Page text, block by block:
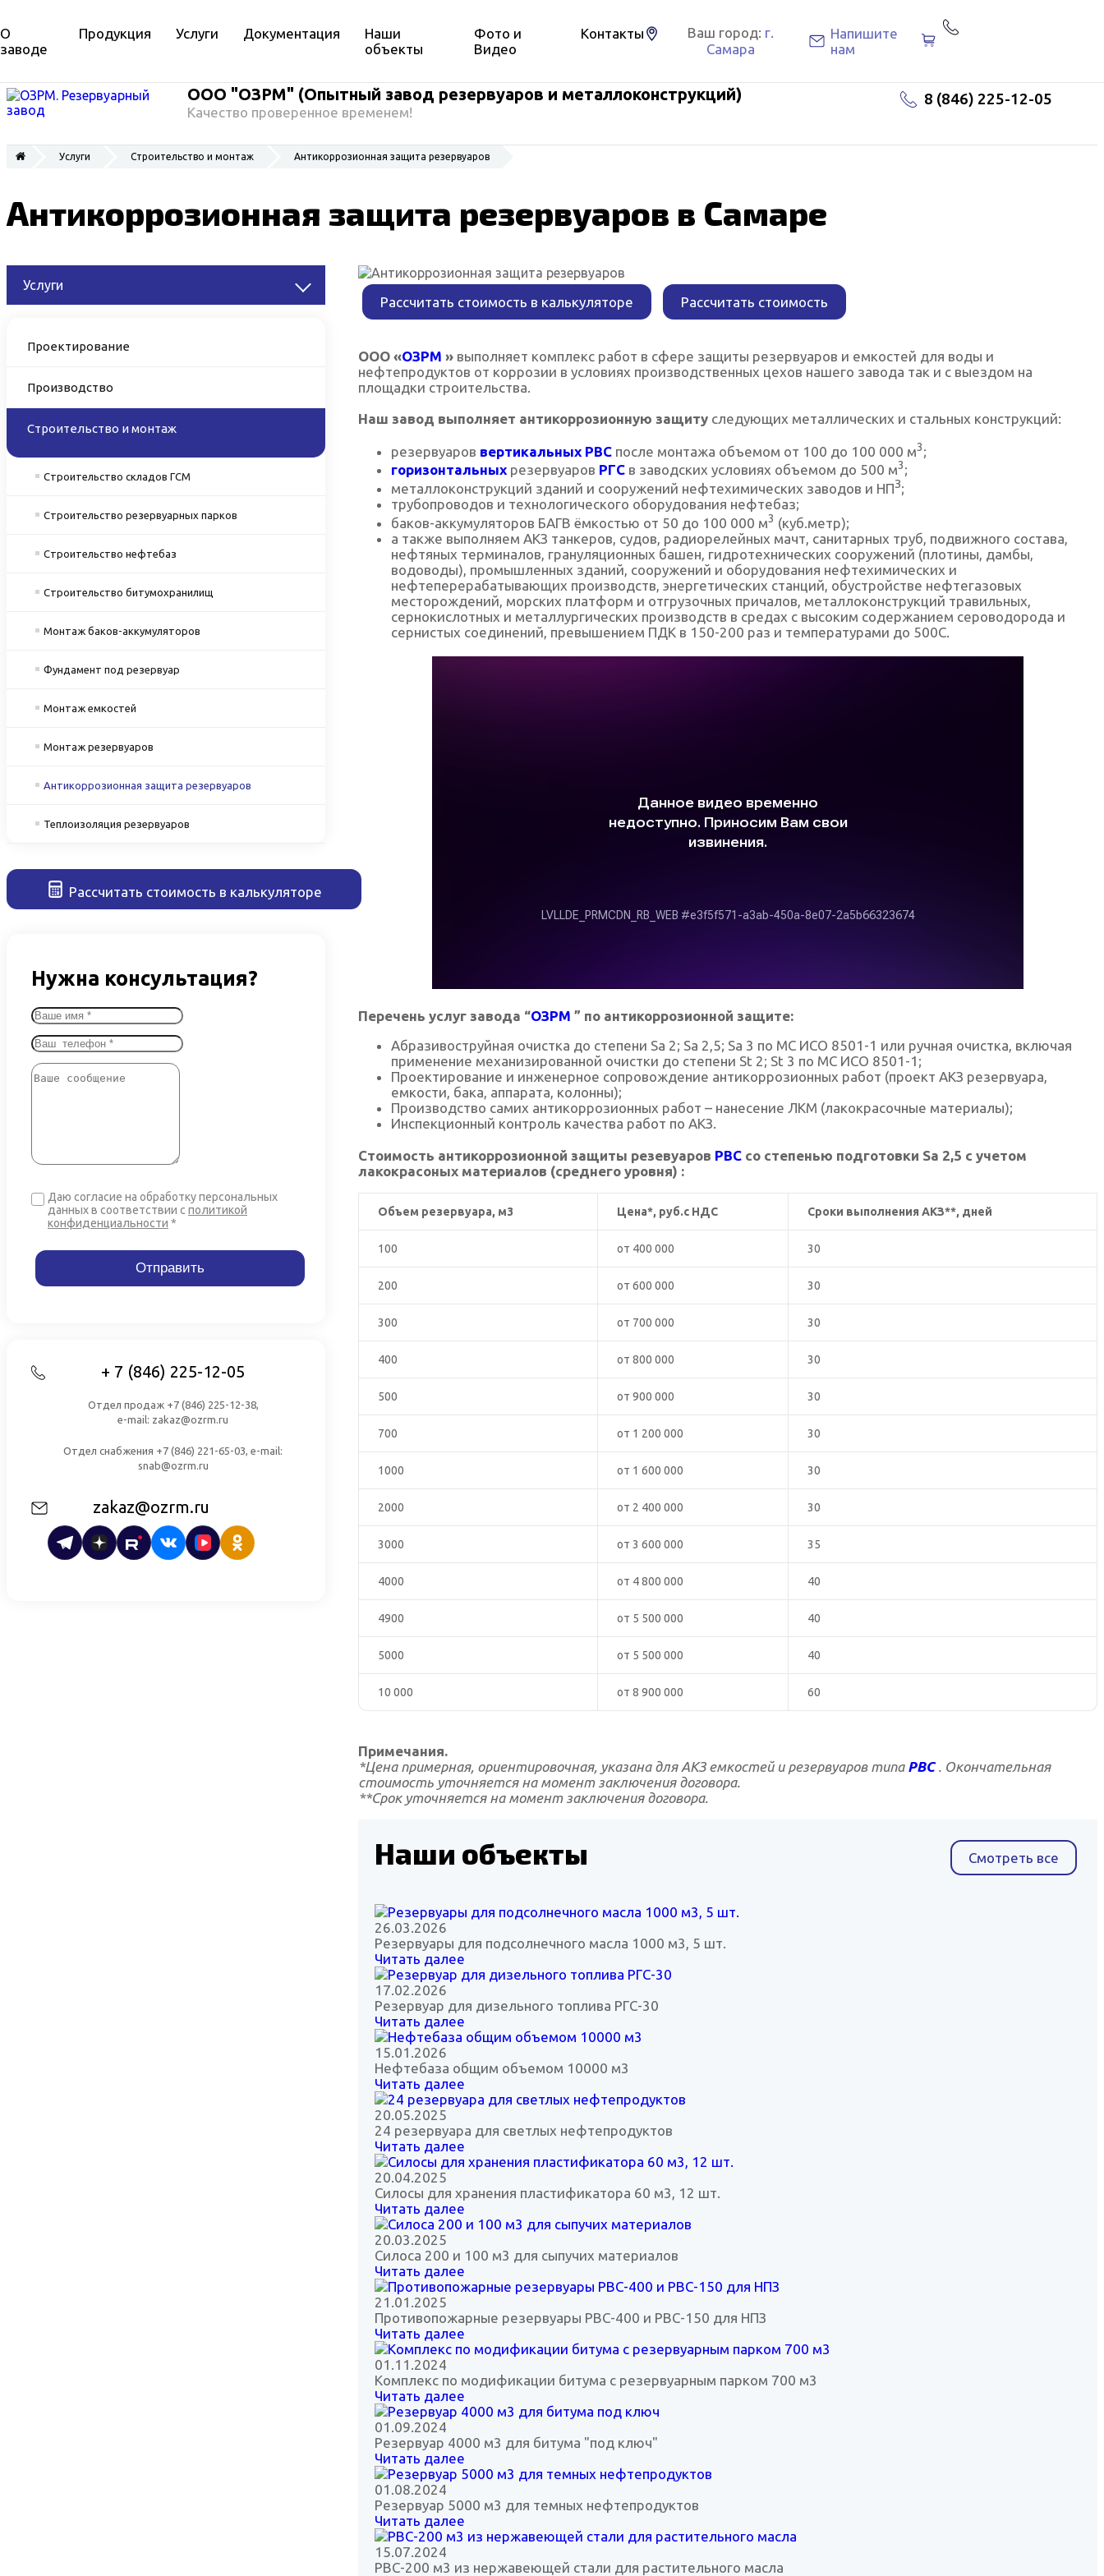
О
заводе
Продукция Услуги Документация
Наши
объекты
Фото и
Видео
Контакты Ваш город: г.
Самара
Напишите
нам
ООО "ОЗРМ" (Опытный завод резервуаров и металлоконструкций)
Качество проверенное временем!
8 (846) 225-12-05
Услуги Строительство и монтаж Антикоррозионная защита резервуаров
Антикоррозионная защита резервуаров в Самаре
Услуги
Проектирование
Производство
Строительство и монтаж
Строительство складов ГСМ
Строительство резервуарных парков
Строительство нефтебаз
Строительство битумохранилищ
Монтаж баков-аккумуляторов
Фундамент под резервуар
Монтаж емкостей
Монтаж резервуаров
Антикоррозионная защита резервуаров
Теплоизоляция резервуаров
Рассчитать стоимость в калькуляторе
Нужна консультация?
Даю согласие на обработку персональных
данных в соответствии с политикой
конфиденциальности *
+ 7 (846) 225-12-05
Отдел продаж +7 (846) 225-12-38,
e-mail: zakaz@ozrm.ru
Отдел снабжения +7 (846) 221-65-03, e-mail:
snab@ozrm.ru
zakaz@ozrm.ru
Рассчитать стоимость в калькуляторе Рассчитать стоимость
ООО «ОЗРМ »выполняет комплекс работ в сфере защиты резервуаров и емкостей для воды и
нефтепродуктов от коррозии в условиях производственных цехов нашего завода так и с выездом на
площадки строительства.
Наш завод выполняет антикоррозионную защитуследующих металлических и стальных конструкций:
резервуаров вертикальных РВСпосле монтажа объемом от 100 до 100 000 м3;
горизонтальныхрезервуаров РГСв заводских условиях объемом до 500 м3;
металлоконструкций зданий и сооружений нефтехимических заводов и НПЗ;
трубопроводов и технологического оборудования нефтебаз;
баков-аккумуляторов БАГВ ёмкостью от 50 до 100 000 м3 (куб.метр);
а также выполняем АКЗ танкеров, судов, радиорелейных мачт, санитарных труб, подвижного состава,
нефтяных терминалов, грануляционных башен, гидротехнических сооружений (плотины, дамбы,
водоводы), промышленных зданий, сооружений и оборудования нефтехимических и
нефтеперерабатывающих производств, энергетических станций, обустройстве нефтегазовых
месторождений, морских платформ и отгрузочных причалов, металлоконструкций травильных,
сернокислотных и металлургических производств в средах с высоким содержанием сероводорода и
сернистых соединений, превышением ПДК в 150-200 раз и температурами до 500С.
Перечень услуг завода “ОЗРМ ” по антикоррозионной защите:
Абразивоструйная очистка до степени Sa 2; Sa 2,5; Sa 3 по МС ИСО 8501-1 или ручная очистка, включая
применение механизированной очистки до степени St 2; St 3 по МС ИСО 8501-1;
Проектирование и инженерное сопровождение антикоррозионных работ (проект АКЗ резервуара,
емкости, бака, аппарата, колонны);
Производство самих антикоррозионных работ – нанесение ЛКМ (лакокрасочные материалы);
Инспекционный контроль качества работ по АКЗ.
Стоимость антикоррозионной защиты резевуаров РВСсо степенью подготовки Sa 2,5 с учетом
лакокрасоных материалов (среднего уровня) :
Объем резервуара, м3 Цена*, руб.с НДС Сроки выполнения АКЗ**, дней
100 от 400 000 30
200 от 600 000 30
300 от 700 000 30
400 от 800 000 30
500 от 900 000 30
700 от 1 200 000 30
1000 от 1 600 000 30
2000 от 2 400 000 30
3000 от 3 600 000 35
4000 от 4 800 000 40
4900 от 5 500 000 40
5000 от 5 500 000 40
10 000 от 8 900 000 60
Примечания.
*Цена примерная, ориентировочная, указана для АКЗ емкостей и резервуаров типа РВС. Окончательная
стоимость уточняется на момент заключения договора.
**Срок уточняется на момент заключения договора.
Наши объекты Смотреть все
26.03.2026
Резервуары для подсолнечного масла 1000 м3, 5 шт.
Читать далее
17.02.2026
Резервуар для дизельного топлива РГС-30
Читать далее
15.01.2026
Нефтебаза общим объемом 10000 м3
Читать далее
20.05.2025
24 резервуара для светлых нефтепродуктов
Читать далее
20.04.2025
Силосы для хранения пластификатора 60 м3, 12 шт.
Читать далее
20.03.2025
Силоса 200 и 100 м3 для сыпучих материалов
Читать далее
21.01.2025
Противопожарные резервуары РВС-400 и РВС-150 для НПЗ
Читать далее
01.11.2024
Комплекс по модификации битума с резервуарным парком 700 м3
Читать далее
01.09.2024
Резервуар 4000 м3 для битума "под ключ"
Читать далее
01.08.2024
Резервуар 5000 м3 для темных нефтепродуктов
Читать далее
15.07.2024
РВС-200 м3 из нержавеющей стали для растительного масла